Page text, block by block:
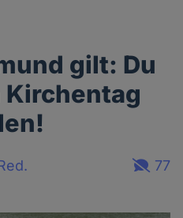
gilt: Du
77